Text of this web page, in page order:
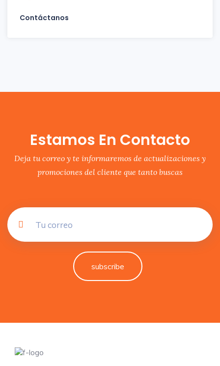
Contáctanos
Estamos En Contacto
Deja tu correo y te informaremos de actualizaciones y
promociones del cliente que tanto buscas
subscribe